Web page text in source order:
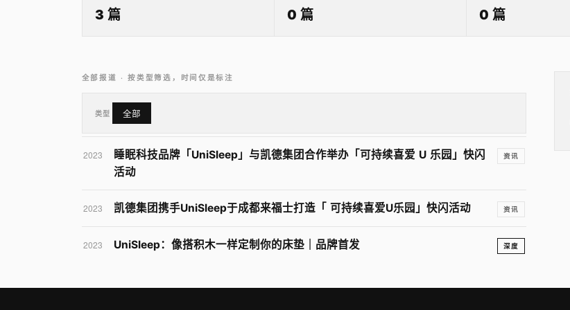
3 篇 0 篇 0 篇
全部报道 · 按类型筛选，时间仅是标注
类型 全部
2023
睡眠科技品牌「UniSleep」与凯德集团合作举办「可持续喜爱 U 乐园」快闪
活动
资讯
2023 凯德集团携手UniSleep于成都来福士打造「 可持续喜爱U乐园」快闪活动 资讯
2023 UniSleep：像搭积木一样定制你的床垫｜品牌首发 深度